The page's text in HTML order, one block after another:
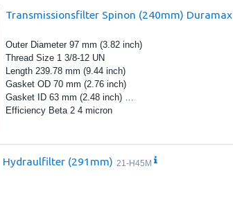
Transmissionsfilter Spinon (240mm) Duramax
Outer Diameter 97 mm (3.82 inch)
Thread Size 1 3/8-12 UN
Length 239.78 mm (9.44 inch)
Gasket OD 70 mm (2.76 inch)
Gasket ID 63 mm (2.48 inch)
Efficiency Beta 2 4 micron
Hydraulfilter (291mm) 21-H45M